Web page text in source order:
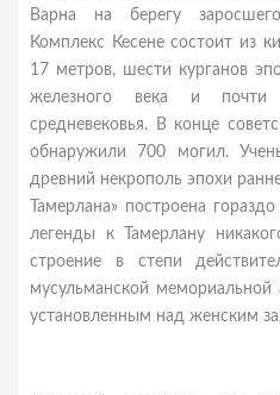
Варна на берегу
Комплекс Кесене состоит из
17 метров, шести курганов
железного века и почти
средневековья. В конце
обнаружили 700 могил.
древний некрополь эпохи
Тамерлана» построена
легенды к Тамерлану
строение в степи
мусульманской мемориальной
установленным над женским